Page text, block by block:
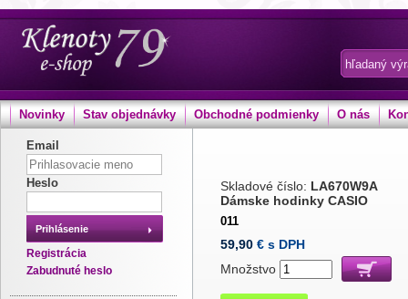
Novinky Stav objednávky Obchodné podmienky O nás
Email
Heslo
Prihlásenie
Registrácia
Zabudnuté heslo
Skladové číslo: LA670W9A
Dámske hodinky CASIO
011
59,90 € s DPH
Množstvo